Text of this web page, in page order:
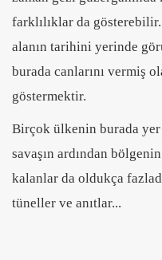
farklılıklar da
alanın tarihini yerinde
burada canlarını vermiş
göstermektir.
Birçok ülkenin burada yer
savaşın ardından
kalanlar da oldukça
tüneller ve anıtlar...